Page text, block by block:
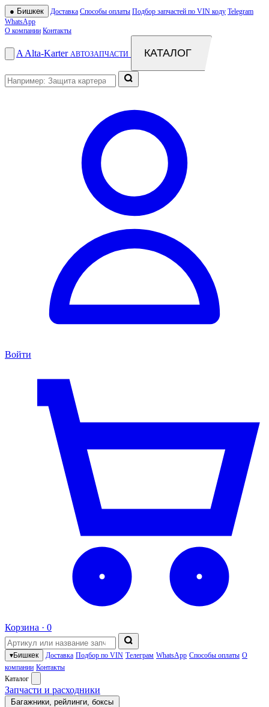
● Бишкек Доставка Способы оплаты Подбор запчастей по VIN коду Telegram
WhatsApp
О компании Контакты
A Alta-Karter АВТОЗАПЧАСТИ КАТАЛОГ
Войти
Корзина · 0
▾Бишкек Доставка Подбор по VIN Телеграм WhatsApp Способы оплаты О
компании Контакты
Каталог
Запчасти и расходники
Багажники, рейлинги, боксы